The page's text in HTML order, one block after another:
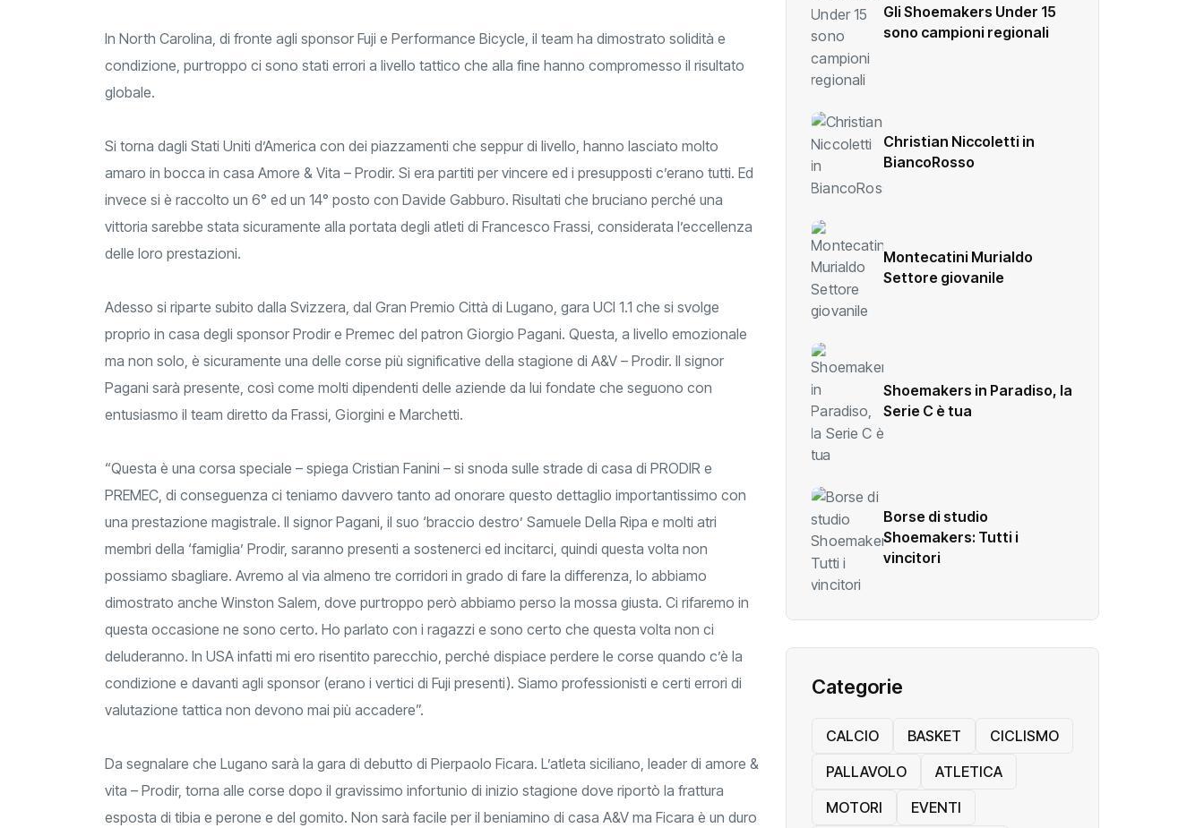
In North Carolina, di fronte agli sponsor Fuji e Performance Bicycle, il team ha dimostrato solidità e
condizione, purtroppo ci sono stati errori a livello tattico che alla fine hanno compromesso il risultato
globale.
Si torna dagli Stati Uniti d’America con dei piazzamenti che seppur di livello, hanno lasciato molto
amaro in bocca in casa Amore & Vita – Prodir. Si era partiti per vincere ed i presupposti c’erano tutti. Ed
invece si è raccolto un 6° ed un 14° posto con Davide Gabburo. Risultati che bruciano perché una
vittoria sarebbe stata sicuramente alla portata degli atleti di Francesco Frassi, considerata l’eccellenza
delle loro prestazioni.
Adesso si riparte subito dalla Svizzera, dal Gran Premio Città di Lugano, gara UCI 1.1 che si svolge
proprio in casa degli sponsor Prodir e Premec del patron Giorgio Pagani. Questa, a livello emozionale
ma non solo, è sicuramente una delle corse più significative della stagione di A&V – Prodir. Il signor
Pagani sarà presente, così come molti dipendenti delle aziende da lui fondate che seguono con
entusiasmo il team diretto da Frassi, Giorgini e Marchetti.
“Questa è una corsa speciale – spiega Cristian Fanini – si snoda sulle strade di casa di PRODIR e
PREMEC, di conseguenza ci teniamo davvero tanto ad onorare questo dettaglio importantissimo con
una prestazione magistrale. Il signor Pagani, il suo ‘braccio destro’ Samuele Della Ripa e molti atri
membri della ‘famiglia’ Prodir, saranno presenti a sostenerci ed incitarci, quindi questa volta non
possiamo sbagliare. Avremo al via almeno tre corridori in grado di fare la differenza, lo abbiamo
dimostrato anche Winston Salem, dove purtroppo però abbiamo perso la mossa giusta. Ci rifaremo in
questa occasione ne sono certo. Ho parlato con i ragazzi e sono certo che questa volta non ci
deluderanno. In USA infatti mi ero risentito parecchio, perché dispiace perdere le corse quando c’è la
condizione e davanti agli sponsor (erano i vertici di Fuji presenti). Siamo professionisti e certi errori di
valutazione tattica non devono mai più accadere”.
Da segnalare che Lugano sarà la gara di debutto di Pierpaolo Ficara. L’atleta siciliano, leader di amore &
vita – Prodir, torna alle corse dopo il gravissimo infortunio di inizio stagione dove riportò la frattura
esposta di tibia e perone e del gomito. Non sarà facile per il beniamino di casa A&V ma Ficara è un duro
Gli Shoemakers Under 15
sono campioni regionali
Christian Niccoletti in
BiancoRosso
Montecatini Murialdo
Settore giovanile
Shoemakers in Paradiso, la
Serie C è tua
Borse di studio
Shoemakers: Tutti i
vincitori
Categorie
CALCIO BASKET
CICLISMO
PALLAVOLO
ATLETICA
MOTORI
EVENTI